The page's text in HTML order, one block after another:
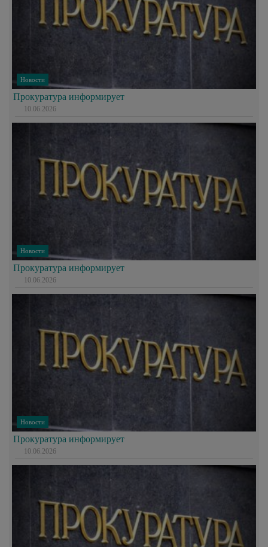
Новости
Прокуратура информирует
10.06.2026
Новости
Прокуратура информирует
10.06.2026
Новости
Прокуратура информирует
10.06.2026